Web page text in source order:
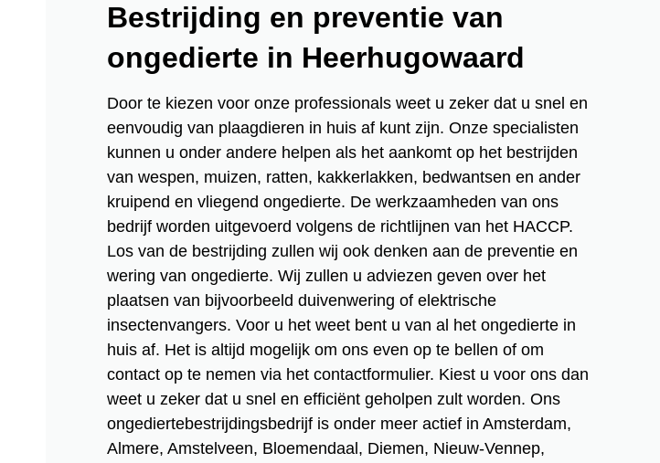
Bestrijding en preventie van
ongedierte in Heerhugowaard
Door te kiezen voor onze professionals weet u zeker dat u snel en
eenvoudig van plaagdieren in huis af kunt zijn. Onze specialisten
kunnen u onder andere helpen als het aankomt op het bestrijden
van wespen, muizen, ratten, kakkerlakken, bedwantsen en ander
kruipend en vliegend ongedierte. De werkzaamheden van ons
bedrijf worden uitgevoerd volgens de richtlijnen van het HACCP.
Los van de bestrijding zullen wij ook denken aan de preventie en
wering van ongedierte. Wij zullen u adviezen geven over het
plaatsen van bijvoorbeeld duivenwering of elektrische
insectenvangers. Voor u het weet bent u van al het ongedierte in
huis af. Het is altijd mogelijk om ons even op te bellen of om
contact op te nemen via het contactformulier. Kiest u voor ons dan
weet u zeker dat u snel en efficiënt geholpen zult worden. Ons
ongediertebestrijdingsbedrijf is onder meer actief in Amsterdam,
Almere, Amstelveen, Bloemendaal, Diemen, Nieuw-Vennep,